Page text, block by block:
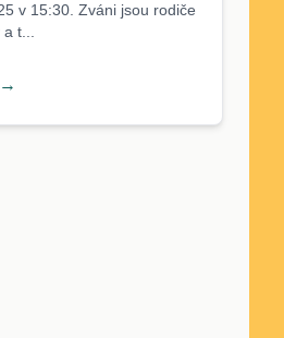
v 15:30. Zváni jsou rodiče
a t...